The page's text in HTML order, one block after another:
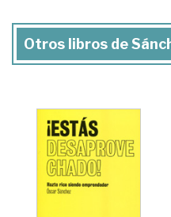
Otros libros de